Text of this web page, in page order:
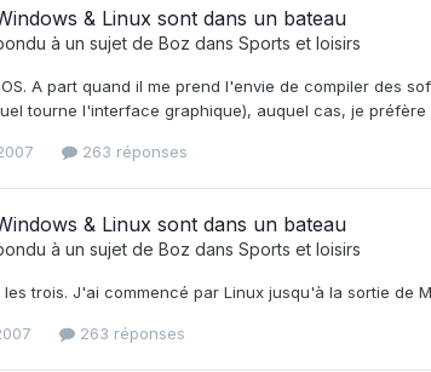
& Linux sont dans un bateau
à un sujet de Boz dans Sports et loisirs
A part quand il me prend l'envie de compiler des
tourne l'interface graphique), auquel cas, je préfère
263 réponses
& Linux sont dans un bateau
à un sujet de Boz dans Sports et loisirs
les trois. J'ai commencé par Linux jusqu'à la sortie de
263 réponses